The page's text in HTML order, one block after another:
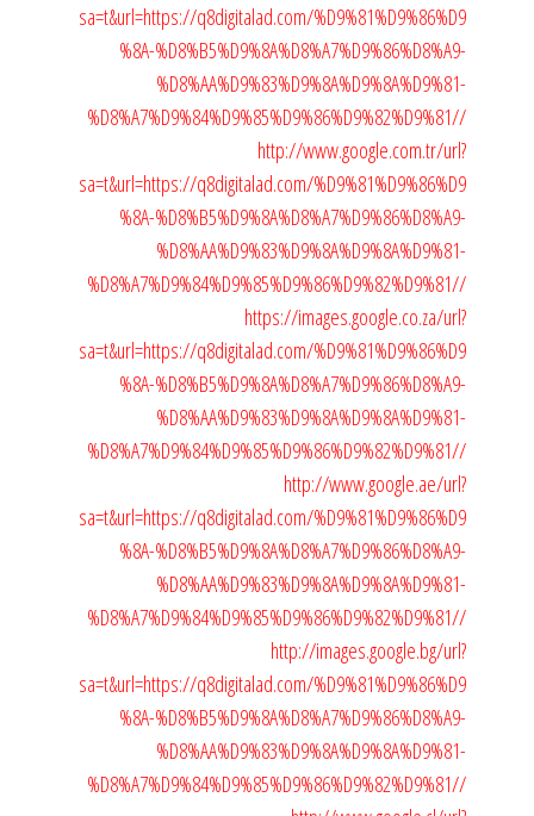
sa=t&url=https://q8digitalad.com/%D9%81%D9%86%D9
%8A-%D8%B5%D9%8A%D8%A7%D9%86%D8%A9-
%D8%AA%D9%83%D9%8A%D9%8A%D9%81-
%D8%A7%D9%84%D9%85%D9%86%D9%82%D9%81//
http://www.google.com.tr/url?
sa=t&url=https://q8digitalad.com/%D9%81%D9%86%D9
%8A-%D8%B5%D9%8A%D8%A7%D9%86%D8%A9-
%D8%AA%D9%83%D9%8A%D9%8A%D9%81-
%D8%A7%D9%84%D9%85%D9%86%D9%82%D9%81//
https://images.google.co.za/url?
sa=t&url=https://q8digitalad.com/%D9%81%D9%86%D9
%8A-%D8%B5%D9%8A%D8%A7%D9%86%D8%A9-
%D8%AA%D9%83%D9%8A%D9%8A%D9%81-
%D8%A7%D9%84%D9%85%D9%86%D9%82%D9%81//
http://www.google.ae/url?
sa=t&url=https://q8digitalad.com/%D9%81%D9%86%D9
%8A-%D8%B5%D9%8A%D8%A7%D9%86%D8%A9-
%D8%AA%D9%83%D9%8A%D9%8A%D9%81-
%D8%A7%D9%84%D9%85%D9%86%D9%82%D9%81//
http://images.google.bg/url?
sa=t&url=https://q8digitalad.com/%D9%81%D9%86%D9
%8A-%D8%B5%D9%8A%D8%A7%D9%86%D8%A9-
%D8%AA%D9%83%D9%8A%D9%8A%D9%81-
%D8%A7%D9%84%D9%85%D9%86%D9%82%D9%81//